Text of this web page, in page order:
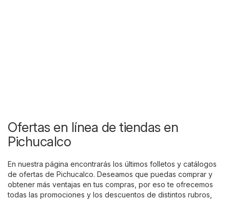
Ofertas en línea de tiendas en
Pichucalco
En nuestra página encontrarás los últimos folletos y catálogos
de ofertas de Pichucalco. Deseamos que puedas comprar y
obtener más ventajas en tus compras, por eso te ofrecemos
todas las promociones y los descuentos de distintos rubros,